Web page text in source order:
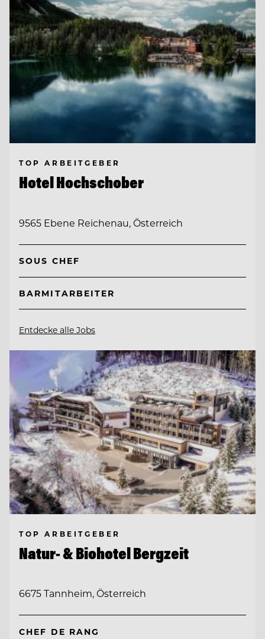
TOP ARBEITGEBER
Hotel Hochschober
9565 Ebene Reichenau, Österreich
SOUS CHEF
BARMITARBEITER
Entdecke alle Jobs
TOP ARBEITGEBER
Natur- & Biohotel Bergzeit
6675 Tannheim, Österreich
CHEF DE RANG